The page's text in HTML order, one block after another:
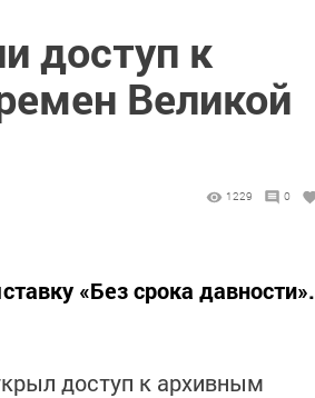
доступ к
Великой
1229 0
«Без срока давности».
доступ к архивным